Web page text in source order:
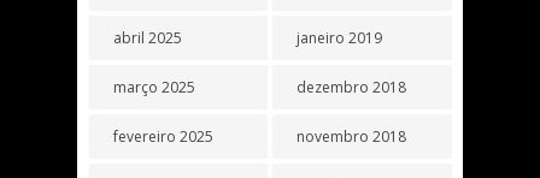
abril 2025
março 2025
fevereiro 2025
janeiro 2019
dezembro 2018
novembro 2018